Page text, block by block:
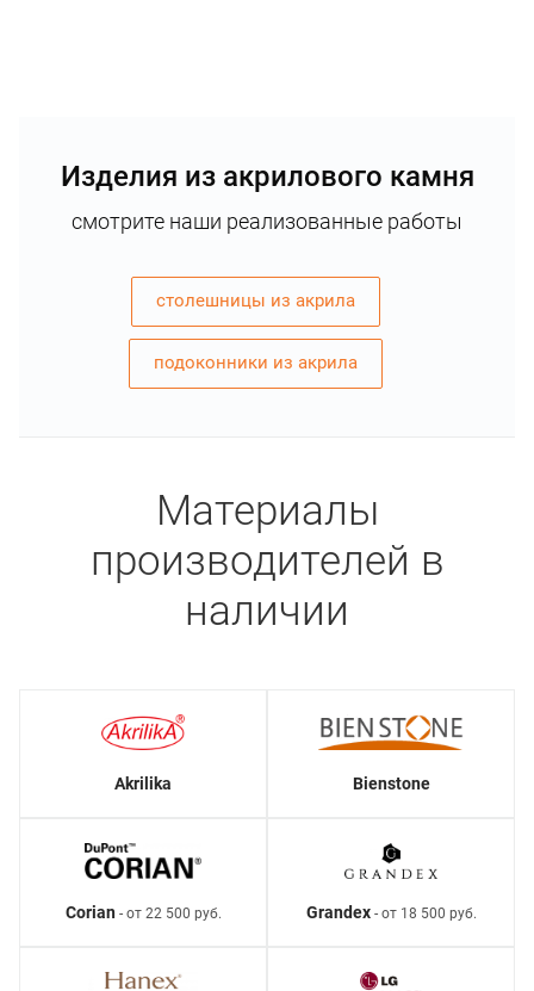
Изделия из акрилового камня
смотрите наши реализованные работы
столешницы из акрила
подоконники из акрила
Материалы
производителей в
наличии
Akrilika Bienstone
Corian- от 22 500 руб. Grandex- от 18 500 руб.